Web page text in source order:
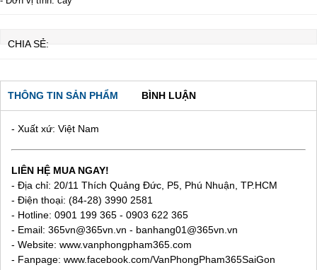
CHIA SẺ:
THÔNG TIN SẢN PHẨM BÌNH LUẬN
- Xuất xứ: Việt Nam
LIÊN HỆ MUA NGAY!
- Địa chỉ: 20/11 Thích Quảng Đức, P5, Phú Nhuận, TP.HCM
- Điện thoại: (84-28) 3990 2581
- Hotline: 0901 199 365 - 0903 622 365
- Email: 365vn@365vn.vn - banhang01@365vn.vn
- Website: www.vanphongpham365.com
- Fanpage: www.facebook.com/VanPhongPham365SaiGon